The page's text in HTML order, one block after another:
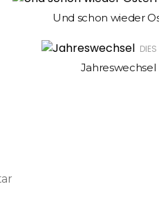
Und schon wieder
Jahreswechsel